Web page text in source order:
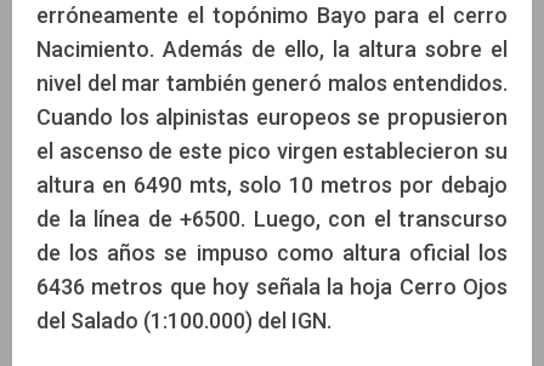
erróneamente el topónimo Bayo para el cerro
Nacimiento. Además de ello, la altura sobre el
nivel del mar también generó malos entendidos.
Cuando los alpinistas europeos se propusieron
el ascenso de este pico virgen establecieron su
altura en 6490 mts, solo 10 metros por debajo
de la línea de +6500. Luego, con el transcurso
de los años se impuso como altura oficial los
6436 metros que hoy señala la hoja Cerro Ojos
del Salado (1:100.000) del IGN.